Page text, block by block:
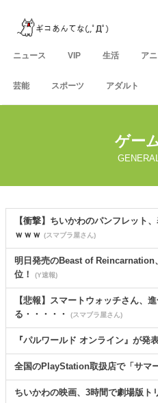
ニュース VIP 生活 ア
芸能 スポーツ アダルト
ゲー
【衝撃】ちいかわのパンフレット
ｗｗｗ (スマブラ屋さん)
明日発売のBeast of Reincarnation
位！
(Y速報)
【悲報】スマートウォッチさん、
る・・・・・
(スマブラ屋さん)
『パルワールド オンライン』が発
全国のPlayStation取扱店で「サマ
ちいかわの映画、3時間で劇場版ト